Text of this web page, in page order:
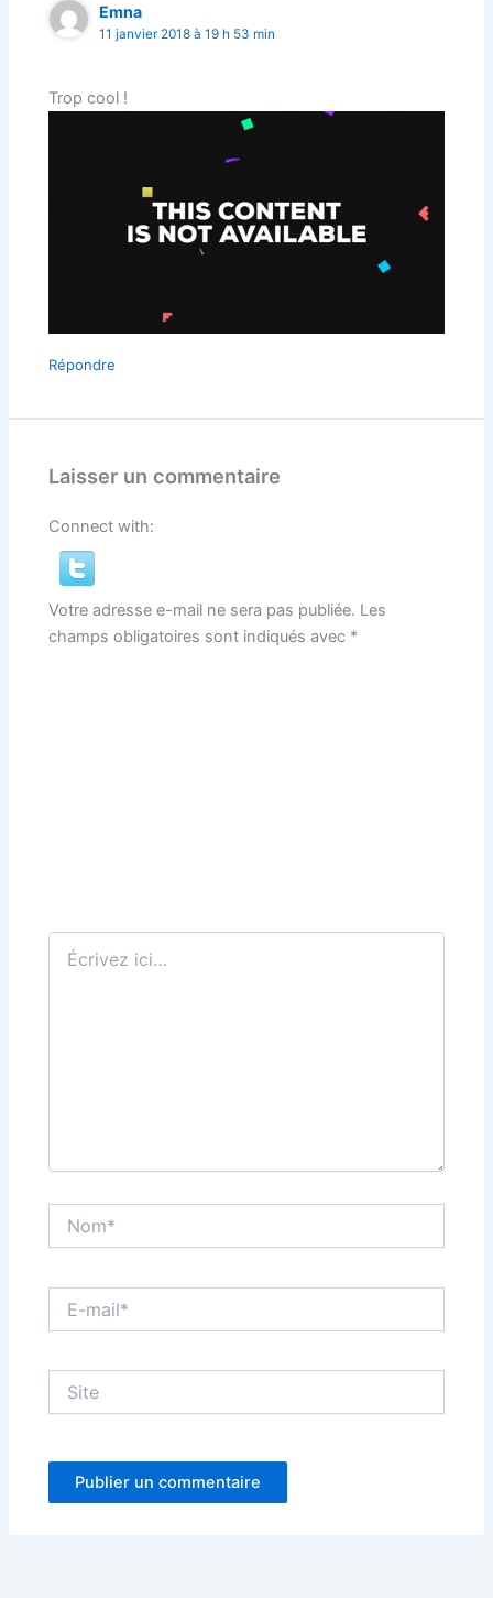
Emna
11 janvier 2018 à 19 h 53 min
Trop cool !
Répondre
Laisser un commentaire
Connect with:
Votre adresse e-mail ne sera pas publiée. Les
champs obligatoires sont indiqués avec *
Écrivez
ici…
mail*